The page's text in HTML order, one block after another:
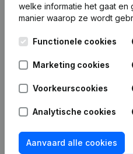
21-12-2023
06-05-2014
welke informatie het gaat
manier waarop ze wordt
Functionele cookies
Marketing cookies
Voorkeurscookies
Analytische cookies
Aanvaard alle cookies